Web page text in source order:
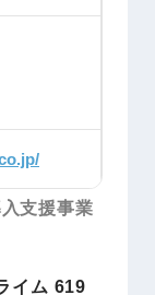
支援事業
イム 619